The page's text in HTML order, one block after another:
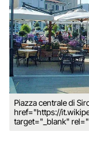
Piazza centrale di
href="https://
target="_blank"